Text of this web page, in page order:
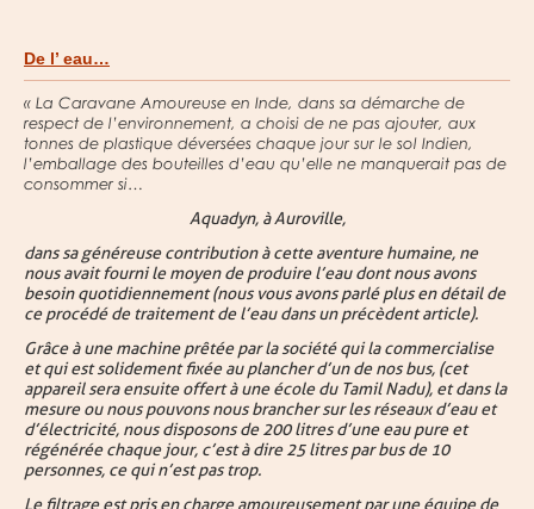
De l’ eau…
« La Caravane Amoureuse en Inde, dans sa démarche de
respect de l’environnement, a choisi de ne pas ajouter, aux
tonnes de plastique déversées chaque jour sur le sol Indien,
l’emballage des bouteilles d’eau qu’elle ne manquerait pas de
consommer si…
Aquadyn, à Auroville,
dans sa généreuse contribution à cette aventure humaine, ne
nous avait fourni le moyen de produire l’eau dont nous avons
besoin quotidiennement (nous vous avons parlé plus en détail de
ce procédé de traitement de l’eau dans un précèdent article).
Grâce à une machine prêtée par la société qui la commercialise
et qui est solidement fixée au plancher d’un de nos bus, (cet
appareil sera ensuite offert à une école du Tamil Nadu), et dans la
mesure ou nous pouvons nous brancher sur les réseaux d’eau et
d’électricité, nous disposons de 200 litres d’une eau pure et
régénérée chaque jour, c’est à dire 25 litres par bus de 10
personnes, ce qui n’est pas trop.
Le filtrage est pris en charge amoureusement par une équipe de